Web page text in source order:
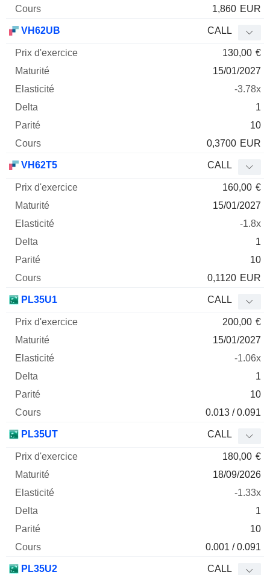
1,860 EUR
VH62UB CALL
130,00 €
15/01/2027
-3.78x
1
10
0,3700 EUR
VH62T5 CALL
160,00 €
15/01/2027
-1.8x
1
10
0,1120 EUR
PL35U1 CALL
200,00 €
15/01/2027
-1.06x
1
10
0.013 / 0.091
PL35UT CALL
180,00 €
18/09/2026
-1.33x
1
10
0.001 / 0.091
PL35U2 CALL